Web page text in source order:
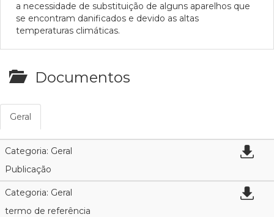
a necessidade de substituição de alguns aparelhos que
se encontram danificados e devido as altas
temperaturas climáticas.
Documentos
Geral
Categoria: Geral
Publicação
Categoria: Geral
termo de referência